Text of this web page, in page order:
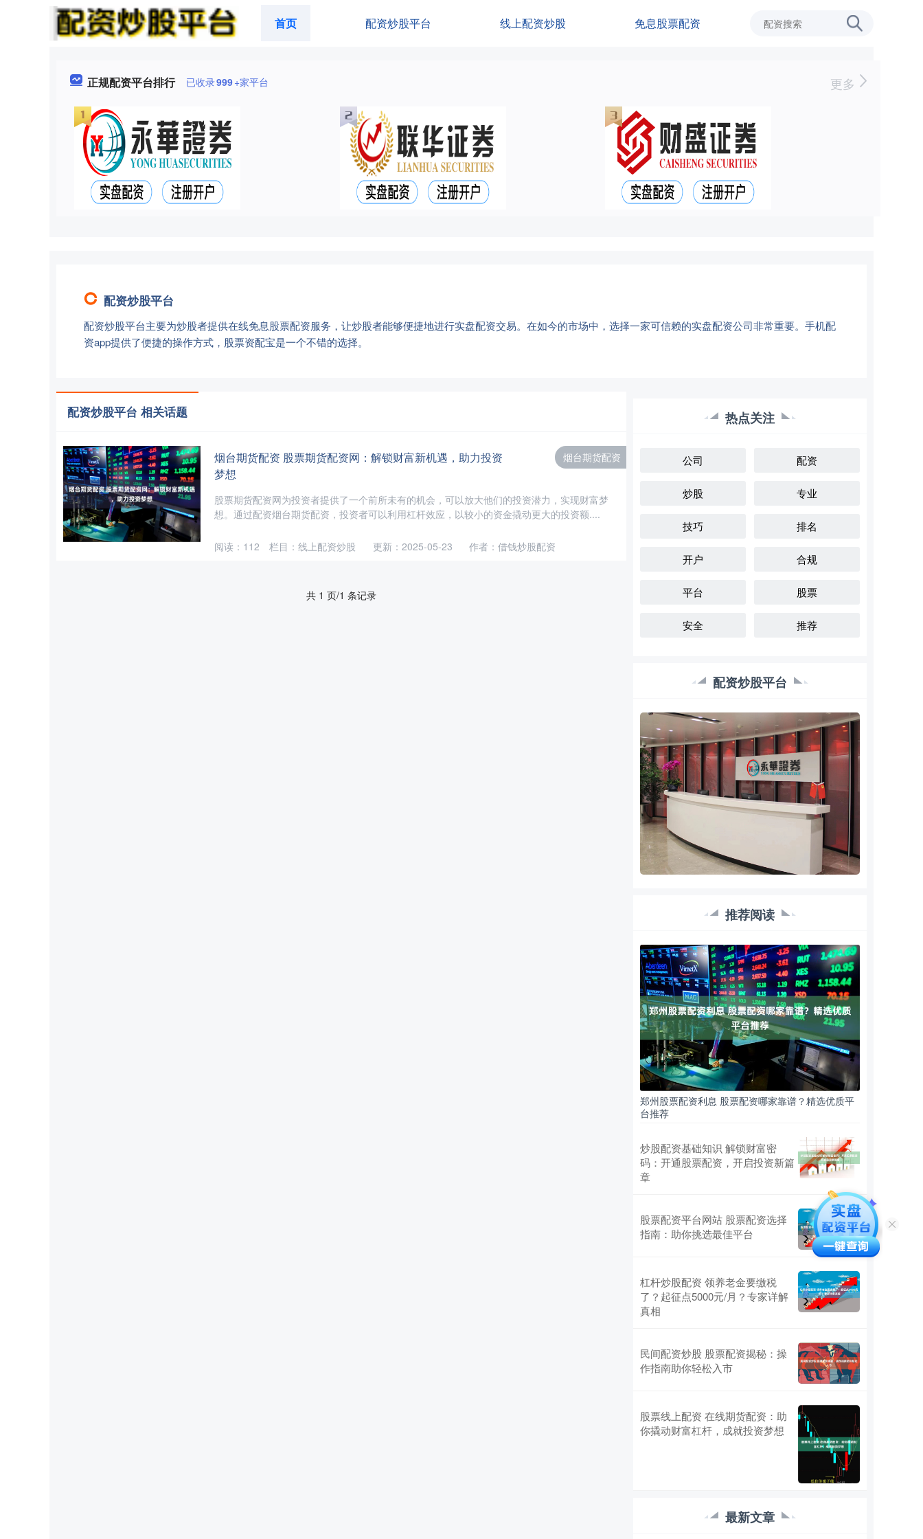
首页 配资炒股平台 线上配资炒股 免息股票配资
正规配资平台排行 已收录999+家平台 更多
配资炒股平台
配资炒股平台主要为炒股者提供在线免息股票配资服务，让炒股者能够便捷地进行实盘配资交易。在如今的市场中，选择一家可信赖的实盘配资公司非常重要。手机配
资app提供了便捷的操作方式，股票资配宝是一个不错的选择。
配资炒股平台 相关话题
烟台期货配资 股票期货配资网：解锁财富新机遇，助力投资
梦想
股票期货配资网为投资者提供了一个前所未有的机会，可以放大他们的投资潜力，实现财富梦
想。通过配资烟台期货配资，投资者可以利用杠杆效应，以较小的资金撬动更大的投资额....
烟台期货配资
更新：2025-05-23 作者：借钱炒股配资
阅读： 112 栏目： 线上配资炒股
共 1 页/1 条记录
热点关注
公司 配资
炒股 专业
技巧 排名
开户 合规
平台 股票
安全 推荐
配资炒股平台
推荐阅读
郑州股票配资利息 股票配资哪家靠谱？精选优质平
台推荐
炒股配资基础知识 解锁财富密
码：开通股票配资，开启投资新篇
章
股票配资平台网站 股票配资选择
指南：助你挑选最佳平台
杠杆炒股配资 领养老金要缴税
了？起征点5000元/月？专家详解
真相
民间配资炒股 股票配资揭秘：操
作指南助你轻松入市
股票线上配资 在线期货配资：助
你撬动财富杠杆，成就投资梦想
最新文章